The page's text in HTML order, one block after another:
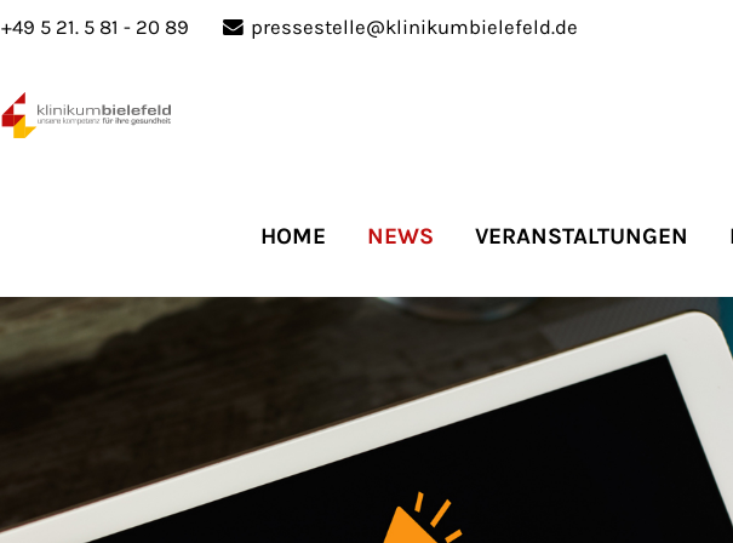
24h/
We offer support for our
customers
Have any questions?
+44 1234 567 890
Drop us a line
info@yourdomain.com
+49 5 21. 5 81 - 20 89 pressestelle@klinikumbielefeld.de
HOME NEWS VERANSTALTUNGEN